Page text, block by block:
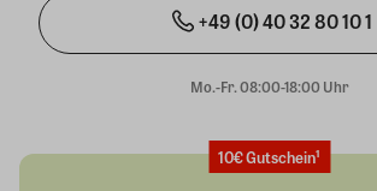
+49 (0) 40 32 80 10 1
Mo.-Fr. 08:00-18:00 Uhr
10€ Gutschein¹